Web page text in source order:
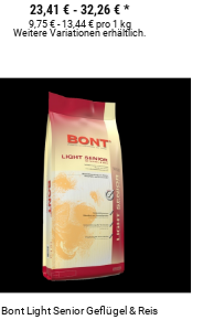
23,41 € - 32,26 € *
9,75 € - 13,44 € pro 1 kg
Weitere Variationen erhältlich.
Bont Light Senior Geflügel & Reis